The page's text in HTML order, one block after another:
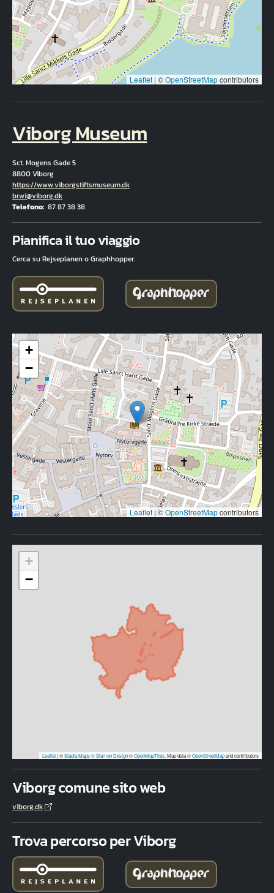
Leaflet | ©OpenStreetMapcontributors
Viborg Museum
Sct. Mogens Gade 5
8800 Viborg
Hjemmeside
https://www.viborgstiftsmuseum.dk
E-mail
brwi@viborg.dk
Telefono 87 87 38 38
Pianifica il tuo viaggio
Cerca su Rejseplanen o Graphhopper.
+
−
Leaflet|©OpenStreetMapcontributors
+
−
Leaflet|©Stadia Maps© Stamen Design©OpenMapTiles . Map data ©OpenStreetMapand contributors
Viborg comune sito web
viborg.dk
Trova percorso per Viborg